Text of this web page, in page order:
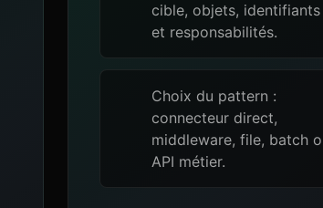
cible, objets, identifiants
et responsabilités.
Choix du pattern :
connecteur direct,
middleware, file, batch
API métier.